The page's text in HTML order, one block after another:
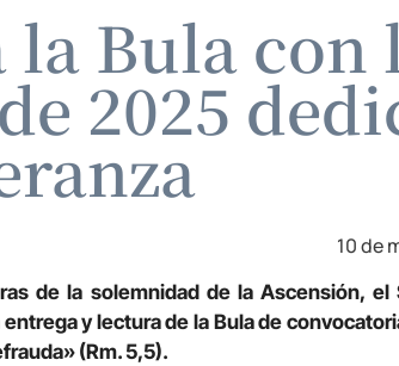
Bula con
2025
10 de
de la solemnidad de la Ascensión, el
y lectura de la Bula de
(Rm. 5,5).